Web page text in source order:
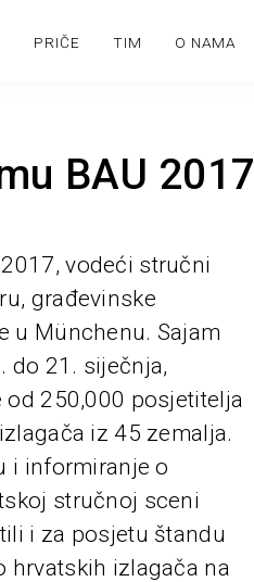
PRIČE TIM O NAMA
BAU 2017
vodeći stručni
građevinske
u Münchenu. Sajam
do 21. siječnja,
250,000 posjetitelja
iz 45 zemalja.
i informiranje o
stručnoj sceni
i za posjetu štandu
hrvatskih izlagača na